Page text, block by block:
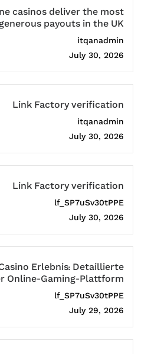
casinos deliver the most
generous payouts in the UK
itqanadmin
July 30, 2026
Link Factory verification
itqanadmin
July 30, 2026
Link Factory verification
lf_SP7uSv30tPPE
July 30, 2026
Erlebnis: Detaillierte
Online-Gaming-Plattform
lf_SP7uSv30tPPE
July 29, 2026